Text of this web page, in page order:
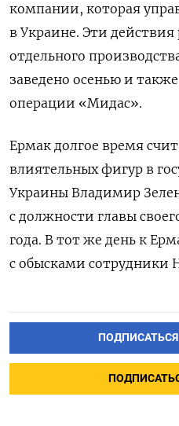
компании, которая
в Украине. Эти действия
отдельного
заведено осенью и
операции «Мидас».
Ермак долгое время
влиятельных фигур в
Украины Владимир
с должности главы
года. В тот же день к
с обысками сотрудники